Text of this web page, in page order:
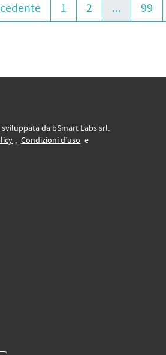
1 2 ... 99
da bSmart Labs srl.
scheda)
(si apre in un’altra scheda)
, Condizioni d’uso (si apre in un’altra
e
scheda)